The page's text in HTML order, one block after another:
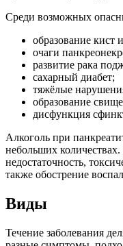
Среди возможных
образование кист
очаги
развитие рака
сахарный диабет;
тяжёлые
образование
дисфункция
Алкоголь при
небольших
недостаточность,
также обострение
Виды
Течение заболевания